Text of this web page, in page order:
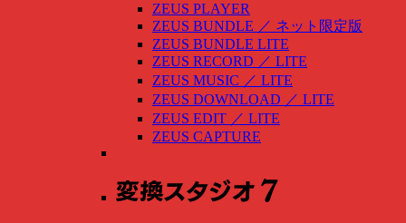
ZEUS PLAYER
ZEUS BUNDLE ／ ネット限定版
ZEUS BUNDLE LITE
ZEUS RECORD ／ LITE
ZEUS MUSIC ／ LITE
ZEUS DOWNLOAD ／ LITE
ZEUS EDIT ／ LITE
ZEUS CAPTURE